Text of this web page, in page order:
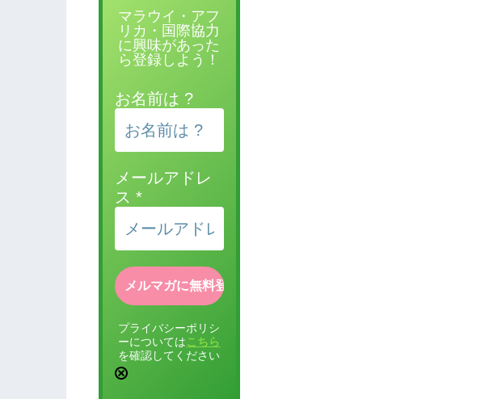
マラウイ・アフ
リカ・国際協力
に興味があった
ら登録しよう！
お名前は ?
メールアドレ
ス *
プライバシーポリシ
ーについては こちら
を確認してください